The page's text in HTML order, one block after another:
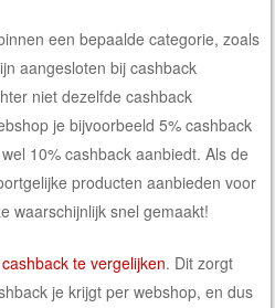
een bepaalde categorie, zoals
aangesloten bij cashback
niet dezelfde cashback
je bijvoorbeeld 5% cashback
10% cashback aanbiedt. Als de
producten aanbieden voor
waarschijnlijk snel gemaakt!
cashback te vergelijken. Dit zorgt
je krijgt per webshop, en dus